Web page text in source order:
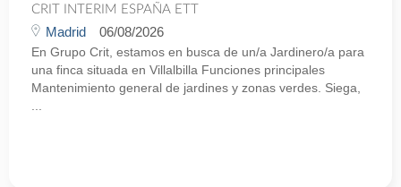
CRIT INTERIM ESPAÑA ETT
Madrid 06/08/2026
En Grupo Crit, estamos en busca de un/a Jardinero/a para
una finca situada en Villalbilla Funciones principales
Mantenimiento general de jardines y zonas verdes. Siega,